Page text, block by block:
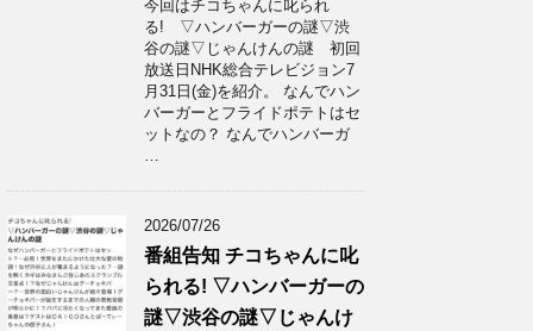
今回はチコちゃんに叱られ
る! ▽ハンバーガーの謎▽渋
谷の謎▽じゃんけんの謎 初回
放送日NHK総合テレビジョン7
月31日(金)を紹介。 なんでハン
バーガーとフライドポテトはセ
ットなの？ なんでハンバーガ
…
2026/07/26
番組告知 チコちゃんに叱
られる! ▽ハンバーガーの
謎▽渋谷の謎▽じゃんけ